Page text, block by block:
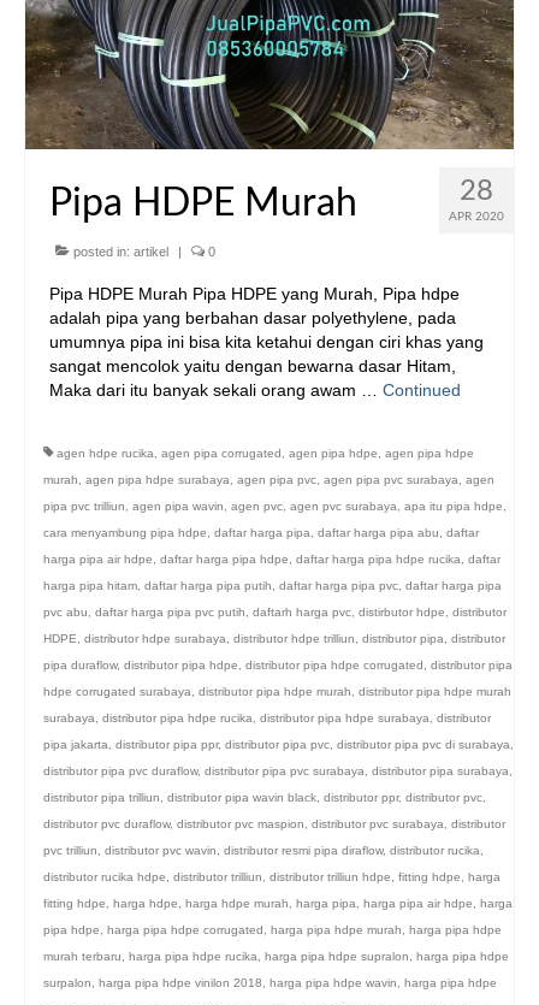
28
APR 2020
Pipa HDPE Murah
posted in: artikel 0
Pipa HDPE Murah Pipa HDPE yang Murah, Pipa hdpe
adalah pipa yang berbahan dasar polyethylene, pada
umumnya pipa ini bisa kita ketahui dengan ciri khas yang
sangat mencolok yaitu dengan bewarna dasar Hitam,
Maka dari itu banyak sekali orang awam … Continued
agen hdpe rucika, agen pipa corrugated , agen pipa hdpe, agen pipa hdpe
murah, agen pipa hdpe surabaya, agen pipa pvc, agen pipa pvc surabaya, agen
pipa pvc trilliun, agen pipa wavin, agen pvc, agen pvc surabaya, apa itu pipa hdpe,
cara menyambung pipa hdpe, daftar harga pipa, daftar harga pipa abu, daftar
harga pipa air hdpe, daftar harga pipa hdpe, daftar harga pipa hdpe rucika, daftar
harga pipa hitam, daftar harga pipa putih, daftar harga pipa pvc, daftar harga pipa
pvc abu, daftar harga pipa pvc putih, daftarh harga pvc, distirbutor hdpe, distributor
HDPE, distributor hdpe surabaya, distributor hdpe trilliun, distributor pipa, distributor
pipa duraflow, distributor pipa hdpe, distributor pipa hdpe corrugated , distributor pipa
hdpe corrugated surabaya, distributor pipa hdpe murah, distributor pipa hdpe murah
surabaya, distributor pipa hdpe rucika, distributor pipa hdpe surabaya, distributor
pipa jakarta, distributor pipa ppr, distributor pipa pvc, distributor pipa pvc di surabaya,
distributor pipa pvc duraflow, distributor pipa pvc surabaya, distributor pipa surabaya,
distributor pipa trilliun, distributor pipa wavin black, distributor ppr, distributor pvc,
distributor pvc duraflow, distributor pvc maspion, distributor pvc surabaya, distributor
pvc trilliun, distributor pvc wavin, distributor resmi pipa diraflow, distributor rucika,
distributor rucika hdpe, distributor trilliun, distributor trilliun hdpe, fitting hdpe, harga
fitting hdpe, harga hdpe, harga hdpe murah, harga pipa, harga pipa air hdpe, harga
pipa hdpe, harga pipa hdpe corrugated , harga pipa hdpe murah, harga pipa hdpe
murah terbaru, harga pipa hdpe rucika, harga pipa hdpe supralon, harga pipa hdpe
surpalon, harga pipa hdpe vinilon 2018, harga pipa hdpe wavin, harga pipa hdpe